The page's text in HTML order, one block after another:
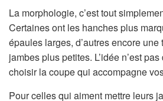
La morphologie, c’est tout
Certaines ont les hanches plus
épaules larges, d’autres encore
jambes plus petites. L’idée n’est
choisir la coupe qui accompagne
Pour celles qui aiment mettre leurs